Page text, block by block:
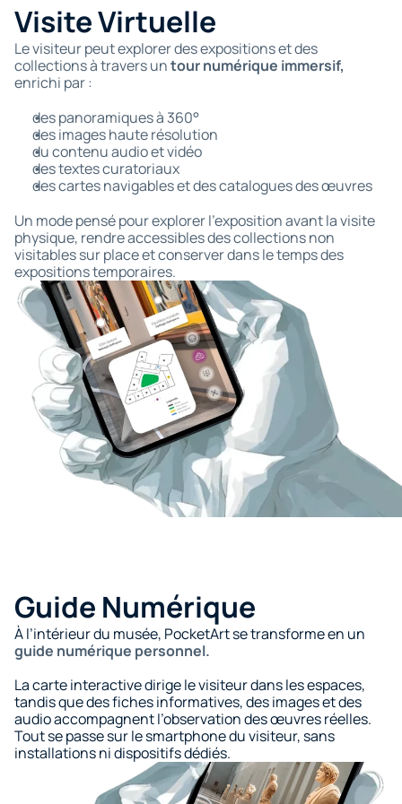
Visite Virtuelle
Le visiteur peut explorer des expositions et des
collections à travers un tour numérique immersif,
enrichi par :
des panoramiques à 360°
des images haute résolution
du contenu audio et vidéo
des textes curatoriaux
des cartes navigables et des catalogues des œuvres
Un mode pensé pour explorer l'exposition avant la visite
physique, rendre accessibles des collections non
visitables sur place et conserver dans le temps des
expositions temporaires.
Guide Numérique
guide numérique personnel.
La carte interactive dirige le visiteur dans les espaces,
tandis que des fiches informatives, des images et des
audio accompagnent l’observation des œuvres réelles.
Tout se passe sur le smartphone du visiteur, sans
installations ni dispositifs dédiés.